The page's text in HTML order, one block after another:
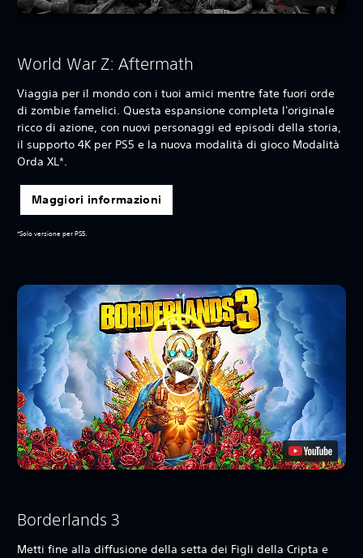
World War Z: Aftermath
Viaggia per il mondo con i tuoi amici mentre fate fuori orde
di zombie famelici. Questa espansione completa l'originale
ricco di azione, con nuovi personaggi ed episodi della storia,
il supporto 4K per PS5 e la nuova modalità di gioco Modalità
Orda XL*.
Maggiori informazioni
*Solo versione per PS5.
Borderlands 3
Metti fine alla diffusione della setta dei Figli della Cripta e